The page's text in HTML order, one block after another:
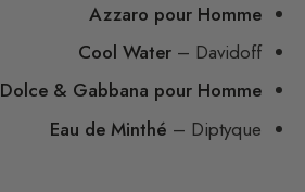
Azzaro pour Homme
Cool Water – Davidoff
Dolce & Gabbana pour Homme
Eau de Minthé – Diptyque